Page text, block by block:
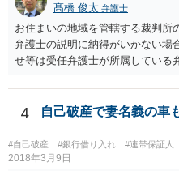
髙橋 俊太 弁護士
お住まいの地域を管轄する裁判所
弁護士の説明に納得がいかない場
せ等は受任弁護士が所属している
りは東京まで足を運ぶ必要はない
4 自己破産で妻名義の車
#自己破産 #銀行借り入れ #連帯保証人
2018年3月9日